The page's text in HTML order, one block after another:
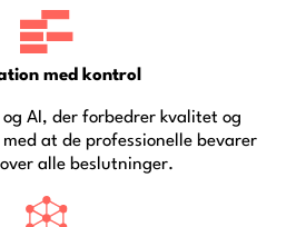
med kontrol
og AI, der forbedrer kvalitet og
at de professionelle bevarer
alle beslutninger.